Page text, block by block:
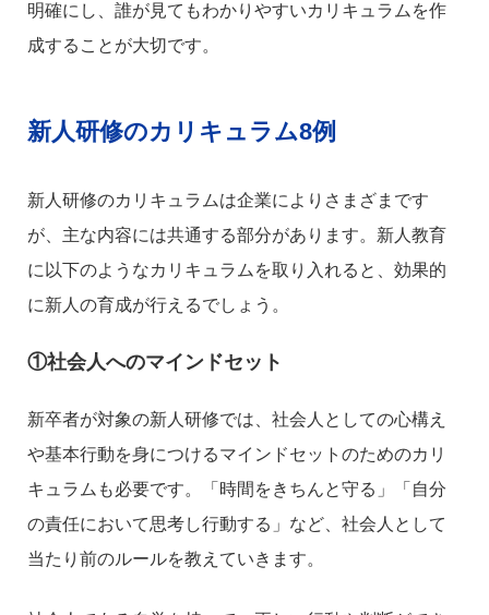
明確にし、誰が見てもわかりやすいカリキュラムを作
成することが大切です。
新人研修のカリキュラム8例
新人研修のカリキュラムは企業によりさまざまです
が、主な内容には共通する部分があります。新人教育
に以下のようなカリキュラムを取り入れると、効果的
に新人の育成が行えるでしょう。
①社会人へのマインドセット
新卒者が対象の新人研修では、社会人としての心構え
や基本行動を身につけるマインドセットのためのカリ
キュラムも必要です。「時間をきちんと守る」「自分
の責任において思考し行動する」など、社会人として
当たり前のルールを教えていきます。